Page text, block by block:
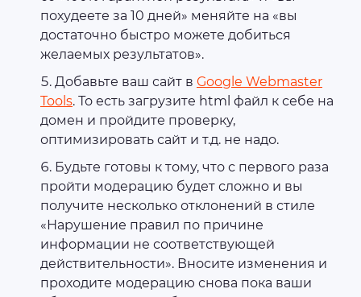
похудеете за 10 дней» меняйте на «вы
достаточно быстро можете добиться
желаемых результатов».
Добавьте ваш сайт в Google Webmaster
Tools. То есть загрузите html файл к себе на
домен и пройдите проверку,
оптимизировать сайт и т.д. не надо.
Будьте готовы к тому, что с первого раза
пройти модерацию будет сложно и вы
получите несколько отклонений в стиле
«Нарушение правил по причине
информации не соответствующей
действительности». Вносите изменения и
проходите модерацию снова пока ваши